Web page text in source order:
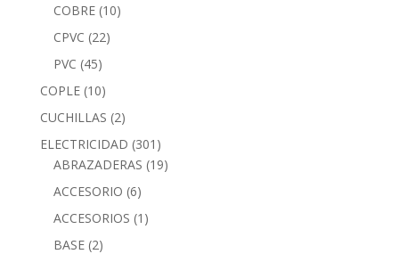
COBRE (10)
CPVC (22)
PVC (45)
COPLE (10)
CUCHILLAS (2)
ELECTRICIDAD (301)
ABRAZADERAS (19)
ACCESORIO (6)
ACCESORIOS (1)
BASE (2)